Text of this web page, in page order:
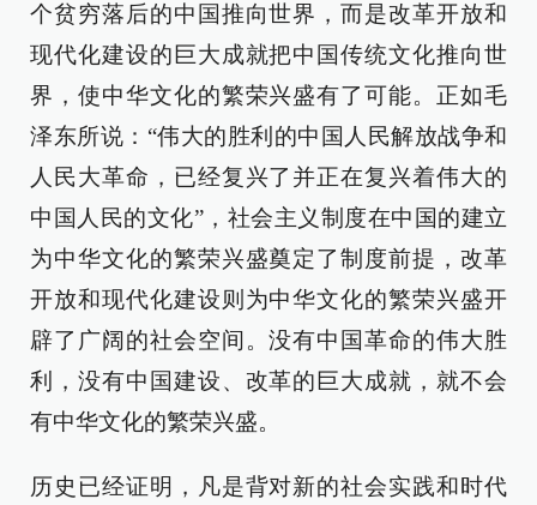
个贫穷落后的中国推向世界，而是改革开放和
现代化建设的巨大成就把中国传统文化推向世
界，使中华文化的繁荣兴盛有了可能。正如毛
泽东所说：“伟大的胜利的中国人民解放战争和
人民大革命，已经复兴了并正在复兴着伟大的
中国人民的文化”，社会主义制度在中国的建立
为中华文化的繁荣兴盛奠定了制度前提，改革
开放和现代化建设则为中华文化的繁荣兴盛开
辟了广阔的社会空间。没有中国革命的伟大胜
利，没有中国建设、改革的巨大成就，就不会
有中华文化的繁荣兴盛。
历史已经证明，凡是背对新的社会实践和时代